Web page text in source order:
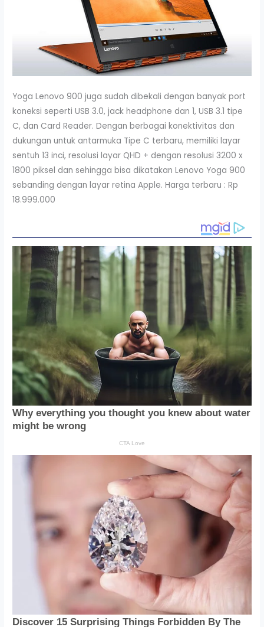
Yoga Lenovo 900 juga sudah dibekali dengan banyak port
koneksi seperti USB 3.0, jack headphone dan 1, USB 3.1 tipe
C, dan Card Reader. Dengan berbagai konektivitas dan
dukungan untuk antarmuka Tipe C terbaru, memiliki layar
sentuh 13 inci, resolusi layar QHD + dengan resolusi 3200 x
1800 piksel dan sehingga bisa dikatakan Lenovo Yoga 900
sebanding dengan layar retina Apple. Harga terbaru : ‎Rp
18.999.000